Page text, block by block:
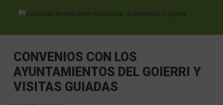
CONVENIOS CON LOS
AYUNTAMIENTOS DEL GOIERRI Y
VISITAS GUIADAS